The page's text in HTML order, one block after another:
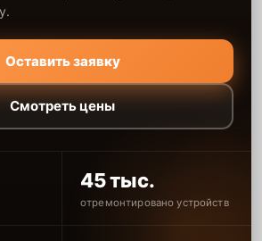
Оставить заявку
Смотреть цены
45 тыс.
отремонтировано устройств